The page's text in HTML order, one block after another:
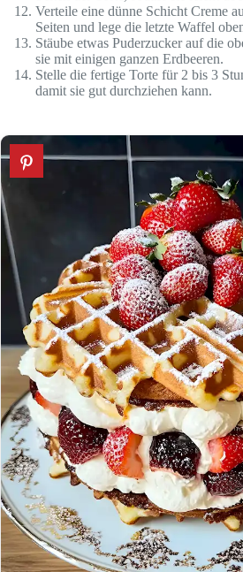
Verteile eine dünne Schicht Creme
Seiten und lege die letzte Waffel
Stäube etwas Puderzucker auf die
sie mit einigen ganzen Erdbeeren.
Stelle die fertige Torte für 2 bis 3
damit sie gut durchziehen kann.